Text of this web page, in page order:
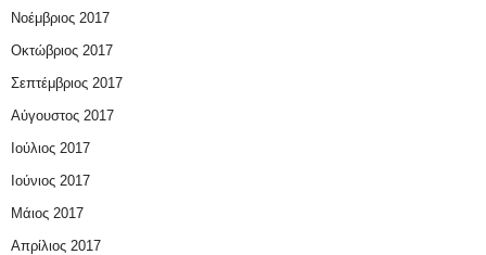
Νοέμβριος 2017
Οκτώβριος 2017
Σεπτέμβριος 2017
Αύγουστος 2017
Ιούλιος 2017
Ιούνιος 2017
Μάιος 2017
Απρίλιος 2017